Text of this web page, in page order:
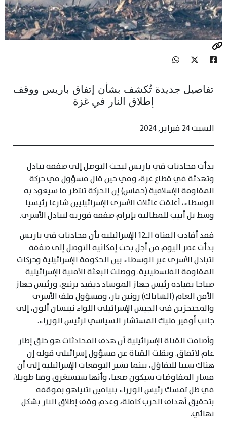
تفاصيل جديدة تُكشف بشأن إتفاق باريس ووقف
إطلاق النار في غزة
السبت 24 فبراير, 2024
بدأت محادثات في باريس لبحث التوصل إلى صفقة تبادل
وتهدئة في قطاع غزة، وفي حين قال مسؤول في حركة
المقاومة الإسلامية (حماس) إن الحركة تنتظر ما سيعود به
الوسطاء، أغلقت عائلات الأسرى الإسرائيليين شارعا رئيسيا
وسط تل أبيب للمطالبة بإبرام صفقة فورية لتبادل الأسرى.
فقد أفادت القناة الـ12 الإسرائيلية بأن محادثات في باريس
بدأت عصر اليوم من أجل بحث إمكانية التوصل إلى صفقة
لتبادل الأسرى عبر الوسطاء بين الحكومة الإسرائيلية وحركات
المقاومة الفلسطينية. ووصلت البعثة الأمنية الإسرائيلية
صباحا بقيادة رئيس جهاز الموساد ديفيد برنيع، ورئيس جهاز
الأمن العام (الشاباك) رونين بار، ومسؤول ملف الأسرى
والمحتجزين في الجيش الإسرائيلي اللواء نيتسان ألون، إلى
جانب أوفير فليك المستشار السياسي لرئيس الوزراء.
وأضافت القناة الإسرائيلية أن هدف المحادثات هو خلق إطار
عام لاتفاق. ونقلت القناة عن مسؤول إسرائيلي قوله إن
هناك سببا للتفاؤل، بينما تشير التوقعات الإسرائيلية إلى أن
مسار المفاوضات سيكون صعبا، وأنها ستستغرق وقتا طويلا،
في ظل تمسك رئيس الوزراء بنيامين نتنياهو بموقفه
بتحقيق أهداف الحرب كاملة، وعدم وقف إطلاق النار بشكل
نهائي.